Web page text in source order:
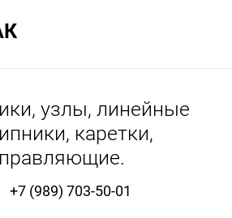
узлы, линейные
каретки,
+7 (989) 703-50-01